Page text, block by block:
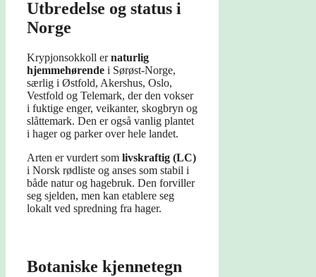
Utbredelse og status i
Norge
Krypjonsokkoll ernaturlig
hjemmehørende i Sørøst-Norge,
særlig i Østfold, Akershus, Oslo,
Vestfold og Telemark, der den vokser
i fuktige enger, veikanter, skogbryn og
slåttemark. Den er også vanlig plantet
i hager og parker over hele landet.
Arten er vurdert som livskraftig (LC)
i Norsk rødliste og anses som stabil i
både natur og hagebruk. Den forviller
seg sjelden, men kan etablere seg
lokalt ved spredning fra hager.
Botaniske kjennetegn